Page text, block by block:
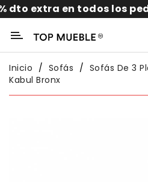
en todos los pedidos
Categoría
Inicio Sofás Sofás De 3
Kabul Bronx